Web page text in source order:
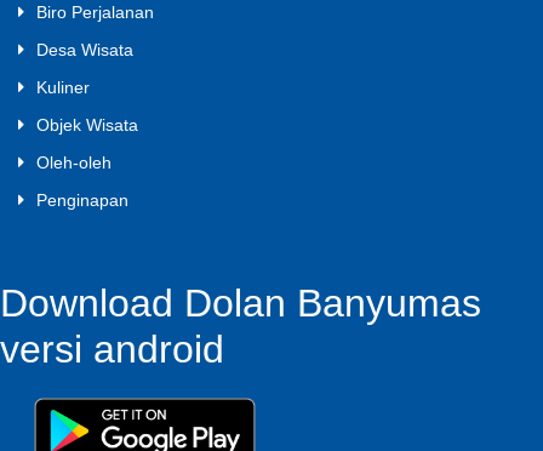
Biro Perjalanan
Desa Wisata
Kuliner
Objek Wisata
Oleh-oleh
Penginapan
Download Dolan Banyumas
versi android